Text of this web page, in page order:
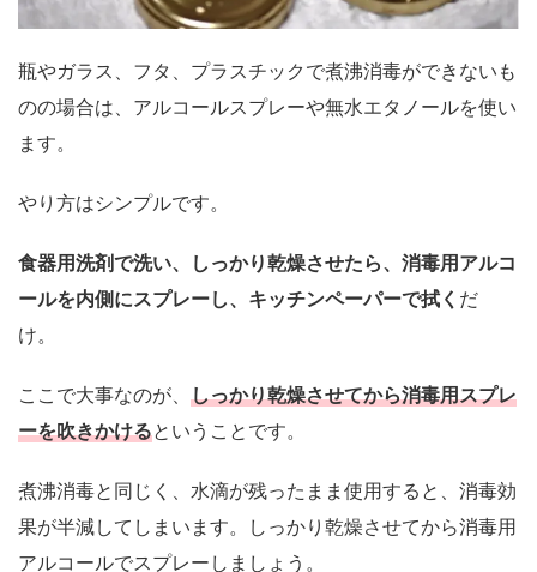
瓶やガラス、フタ、プラスチックで煮沸消毒ができないも
のの場合は、アルコールスプレーや無水エタノールを使い
ます。
やり方はシンプルです。
食器用洗剤で洗い、しっかり乾燥させたら、消毒用アルコ
ールを内側にスプレーし、キッチンペーパーで拭く だ
け。
ここで大事なのが、 しっかり乾燥させてから消毒用スプレ
ーを吹きかけるということです。
煮沸消毒と同じく、水滴が残ったまま使用すると、消毒効
果が半減してしまいます。しっかり乾燥させてから消毒用
アルコールでスプレーしましょう。